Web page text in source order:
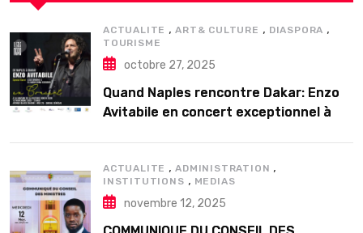
ACTUALITE ,ART& CULTURE , DIASPORA ,
TOURISME
octobre 27, 2025
Quand Naples rencontre Dakar: Enzo
Avitabile en concert exceptionnel à
ACTUALITE ,ADMINISTRATION ,
INSTITUTIONS , MEDIAS
novembre 12, 2025